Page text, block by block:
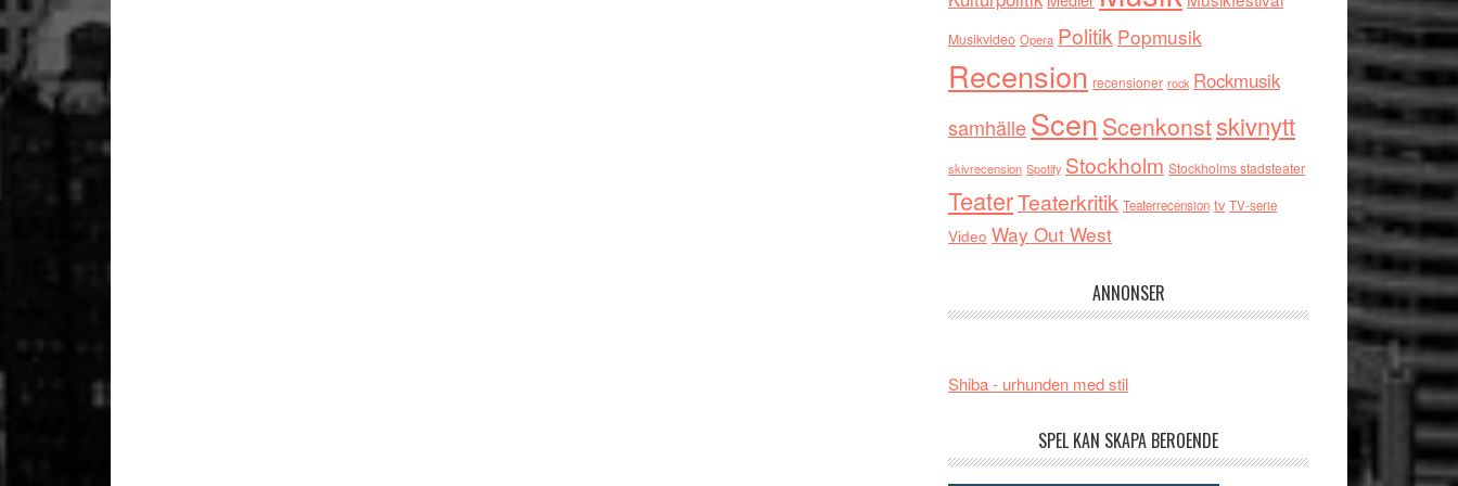
Musikvideo Opera Politik Popmusik
Recension recensioner rock Rockmusik
samhälleScen Scenkonstskivnytt
skivrecension Spotify Stockholm Stockholms stadsteater
TeaterTeaterkritik Teaterrecension tv TV-serie
Video Way Out West
ANNONSER
Shiba - urhunden med stil
SPEL KAN SKAPA BEROENDE